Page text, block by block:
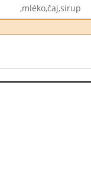
,mléko,čaj,sirup